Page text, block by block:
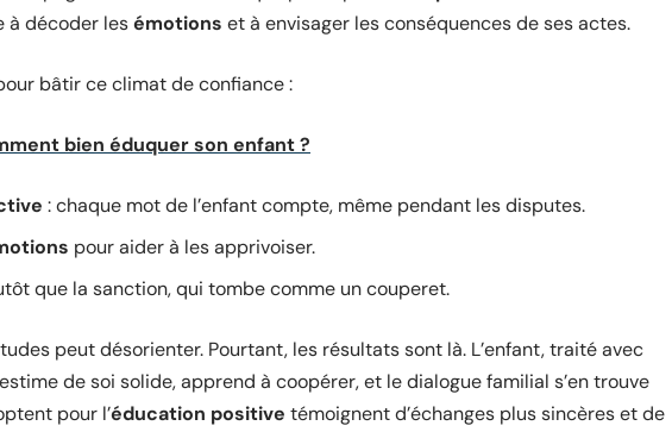
à décoder lesémotions et à envisager les conséquences de ses actes.
bâtir ce climat de confiance :
bien éduquer son enfant ?
: chaque mot de l’enfant compte, même pendant les disputes.
pour aider à les apprivoiser.
que la sanction, qui tombe comme un couperet.
peut désorienter. Pourtant, les résultats sont là. L’enfant, traité avec
de soi solide, apprend à coopérer, et le dialogue familial s’en trouve
pour l’éducation positive témoignent d’échanges plus sincères et de